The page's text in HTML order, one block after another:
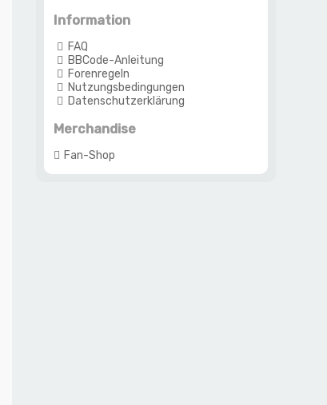
Information
FAQ
BBCode-Anleitung
Forenregeln
Nutzungsbedingungen
Datenschutzerklärung
Merchandise
Fan-Shop